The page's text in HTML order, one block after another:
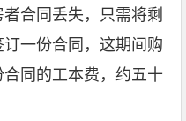
合同丢失，只需将剩
一份合同，这期间购
同的工本费，约五十